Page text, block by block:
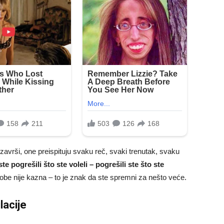
one preispituju svaku reč, svaki trenutak, svaku
pogrešili što ste voleli – pogrešili ste što ste
nije kazna – to je znak da ste spremni za nešto veće.